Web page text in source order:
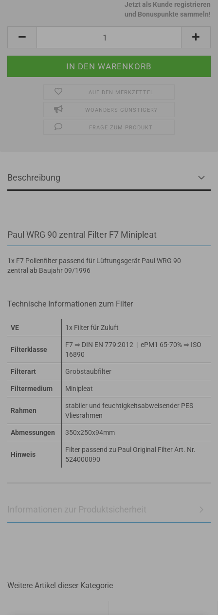
Jetzt als Kunde registrieren
und Bonuspunkte sammeln!
AUF DEN MERKZETTEL
WOANDERS GÜNSTIGER?
FRAGE ZUM PRODUKT
Beschreibung
Paul WRG 90 zentral Filter F7 Minipleat
1x F7 Pollenfilter passend für Lüftungsgerät Paul WRG 90
zentral ab Baujahr 09/1996
Technische Informationen zum Filter
VE 1x Filter für Zuluft
Filterklasse
F7 ⇒ DIN EN 779:2012 | ePM1 65-70% ⇒ ISO
16890
Filterart Grobstaubfilter
Filtermedium Minipleat
Rahmen
stabiler und feuchtigkeitsabweisender PES
Vliesrahmen
Abmessungen 350x250x94mm
Hinweis
Filter passend zu Paul Original Filter Art. Nr.
524000090
Informationen zur Produktsicherheit
Weitere Artikel dieser Kategorie